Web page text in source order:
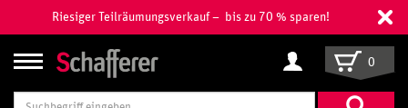
Riesiger Teilräumungsverkauf – bis zu 70 % sparen!
Suchbegriff
0